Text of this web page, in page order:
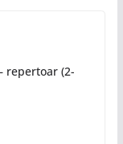
isto?
za sve
repertoar (2-